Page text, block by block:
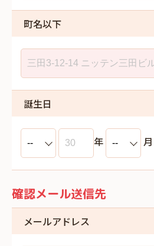
町名以下
誕生日
年 月
確認メール送信先
メールアドレス